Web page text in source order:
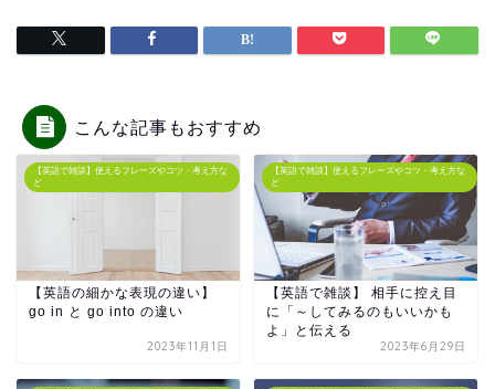
こんな記事もおすすめ
【英語で雑談】使えるフレーズやコツ・考え方な
ど
【英語の細かな表現の違い】
go in と go into の違い
2023年11月1日
【英語で雑談】使えるフレーズやコツ・考え方な
ど
【英語で雑談】 相手に控え目
に「～してみるのもいいかも
よ」と伝える
2023年6月29日